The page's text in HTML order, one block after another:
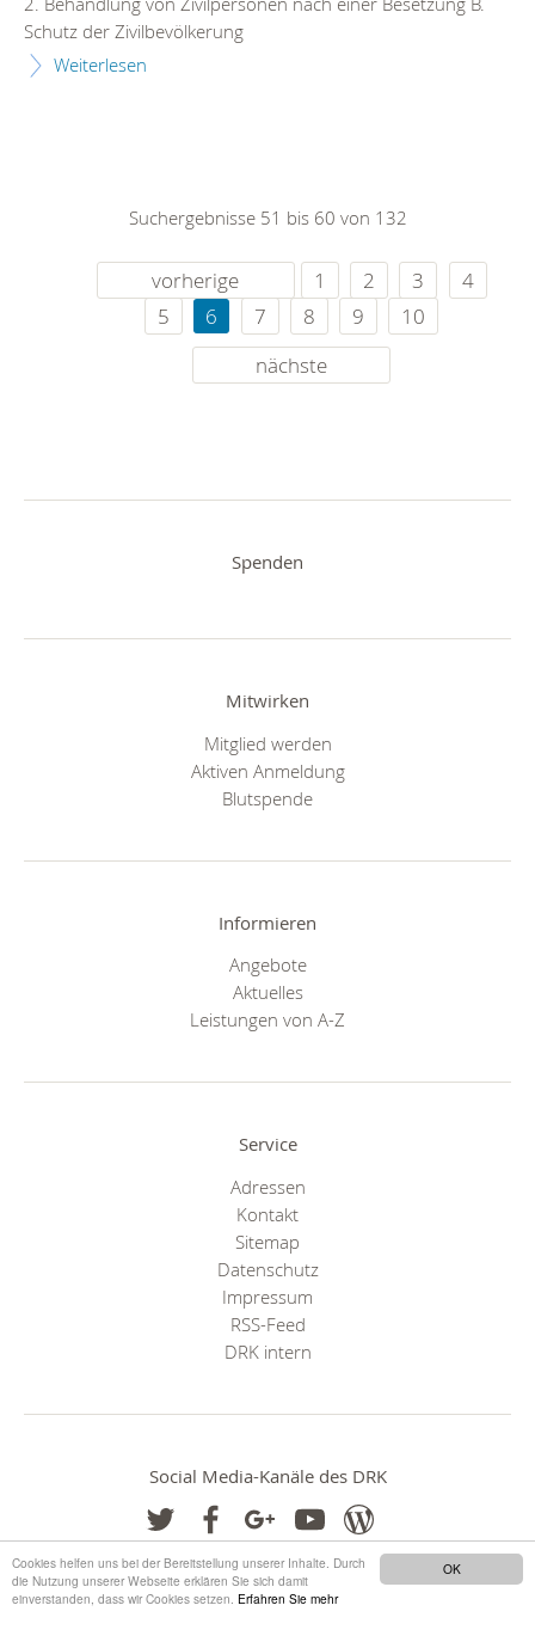
OK
Cookies helfen uns bei der Bereitstellung unserer Inhalte. Durch
die Nutzung unserer Webseite erklären Sie sich damit
einverstanden, dass wir Cookies setzen. Erfahren Sie mehr
Schutz der Zivilbevölkerung
Weiterlesen
Suchergebnisse 51 bis 60 von 132
vorherige 1 2 3
4
5
6 7 8 9
10
nächste
Spenden
Mitwirken
Mitglied werden
Aktiven Anmeldung
Blutspende
Informieren
Angebote
Aktuelles
Leistungen von A-Z
Service
Adressen
Kontakt
Sitemap
Datenschutz
Impressum
RSS-Feed
DRK intern
Social Media-Kanäle des DRK